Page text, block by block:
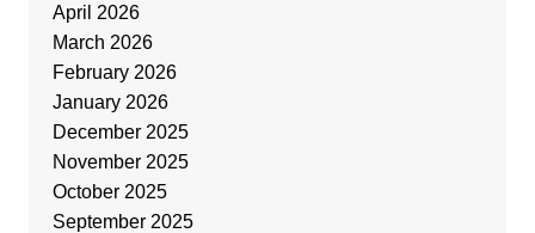
April 2026
March 2026
February 2026
January 2026
December 2025
November 2025
October 2025
September 2025